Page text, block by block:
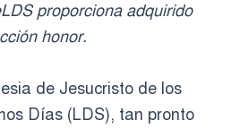
proporciona adquirido
honor.
de Jesucristo de los
Días (LDS), tan pronto